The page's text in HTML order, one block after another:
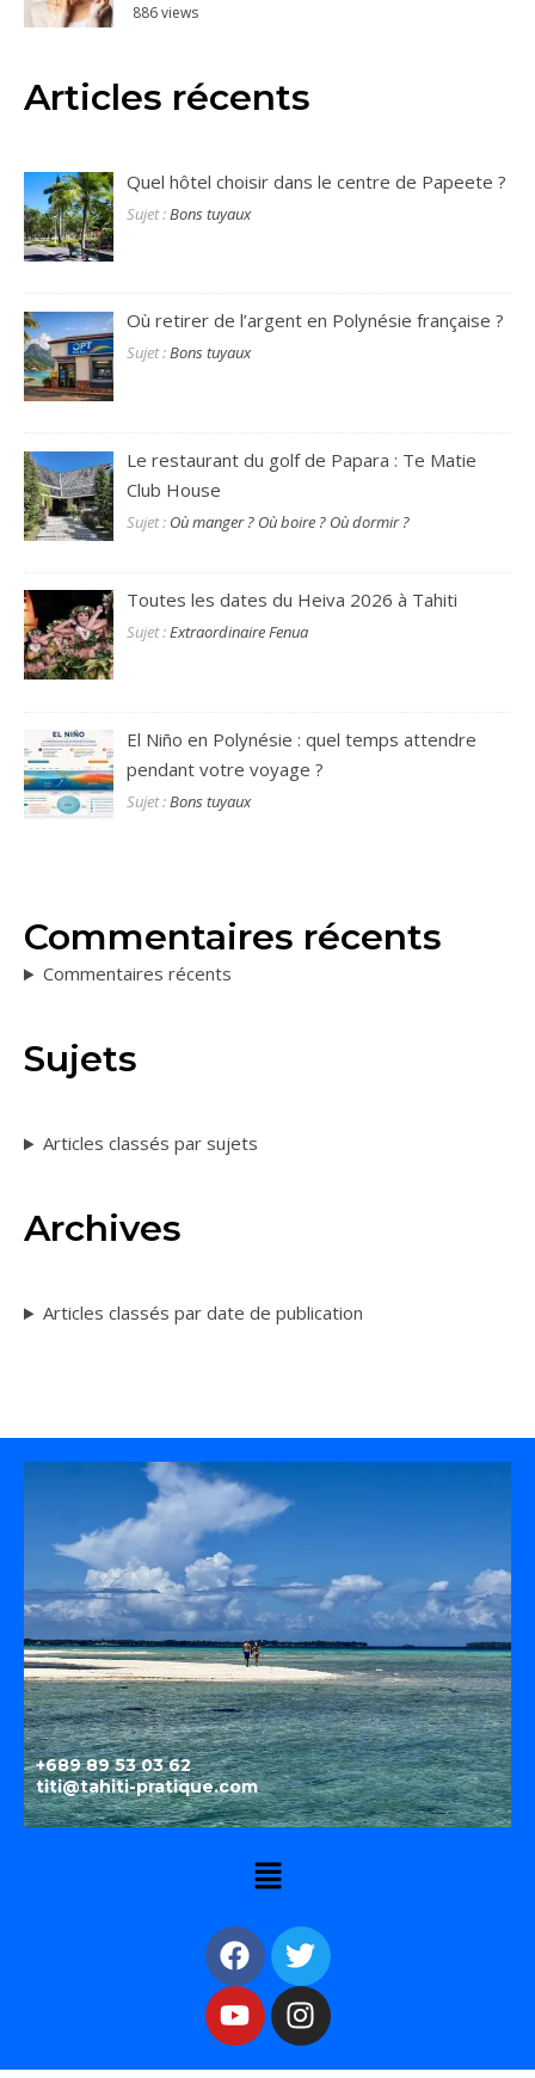
886 views
Articles récents
Quel hôtel choisir dans le centre de Papeete ?
Sujet :Bons tuyaux
Où retirer de l’argent en Polynésie française ?
Sujet :Bons tuyaux
Le restaurant du golf de Papara : Te Matie
Club House
Sujet : Où manger ? Où boire ? Où dormir ?
Toutes les dates du Heiva 2026 à Tahiti
Sujet :Extraordinaire Fenua
El Niño en Polynésie : quel temps attendre
pendant votre voyage ?
Sujet :Bons tuyaux
Commentaires récents
Commentaires récents
Sujets
Articles classés par sujets
Archives
Articles classés par date de publication
+689 89 53 03 62
titi@tahiti-pratique.com